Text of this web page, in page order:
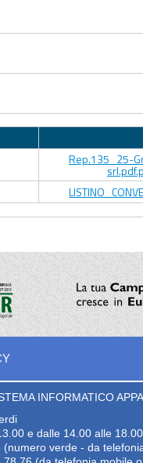
Rep.135_25-
INFORMATICO
e dalle 14.00 alle 18.00
(numero verde - da